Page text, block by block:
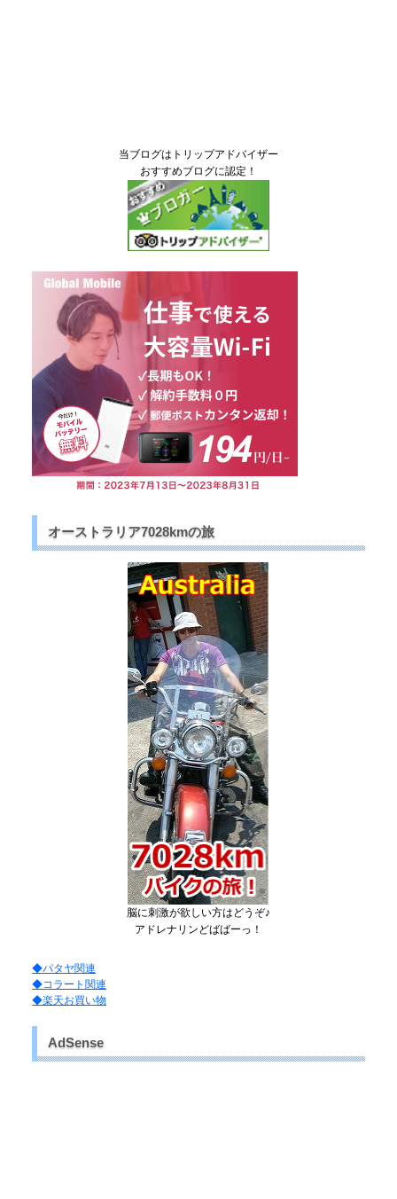
当ブログはトリップアドバイザー
おすすめブログに認定！
オーストラリア7028kmの旅
脳に刺激が欲しい方はどうぞ♪
アドレナリンどばばーっ！
◆パタヤ関連
◆コラート関連
◆楽天お買い物
AdSense